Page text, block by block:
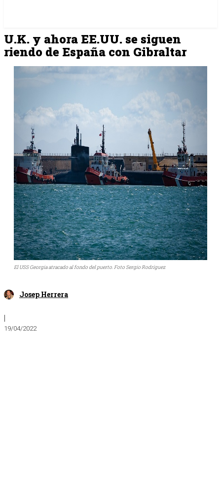
U.K. y ahora EE.UU. se siguen
riendo de España con Gibraltar
El USS Georgia atracado al fondo del puerto. Foto Sergio Rodríguez
Josep Herrera
|
19/04/2022